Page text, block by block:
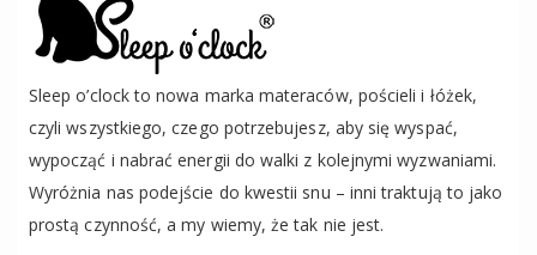
Sleep o’clock to nowa marka materaców, pościeli i łóżek,
czyli wszystkiego, czego potrzebujesz, aby się wyspać,
wypocząć i nabrać energii do walki z kolejnymi wyzwaniami.
Wyróżnia nas podejście do kwestii snu – inni traktują to jako
prostą czynność, a my wiemy, że tak nie jest.